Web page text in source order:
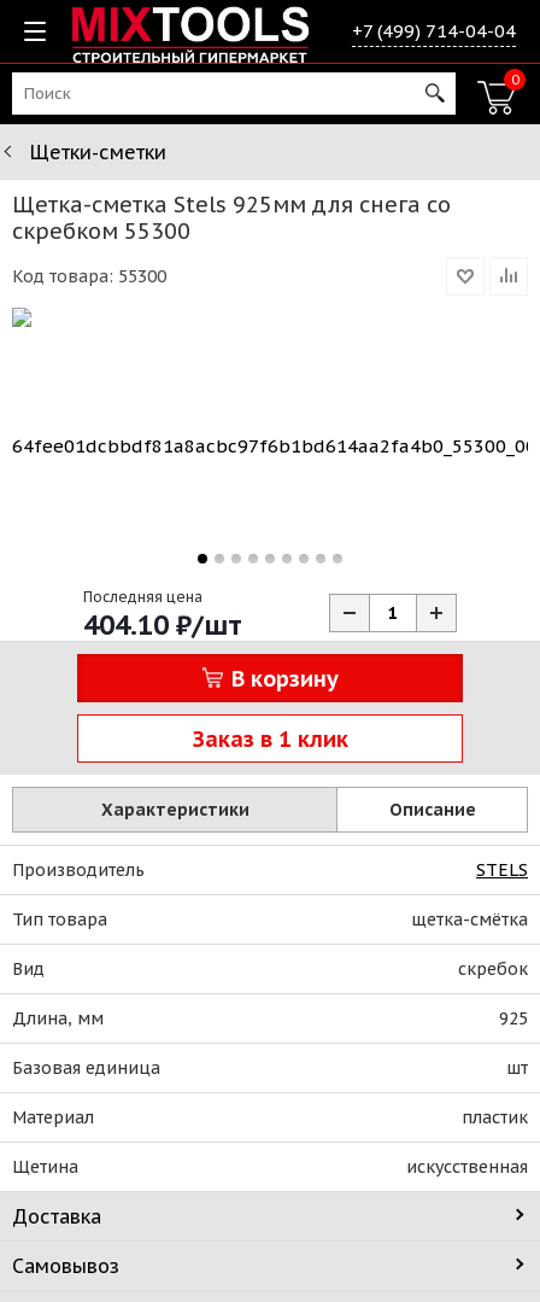
+7 (499) 714-04-04
0
Щетки-сметки
Щетка-сметка Stels 925мм для снега со
скребком 55300
Код товара: 55300
Последняя цена
404.10 ₽/шт
В корзину
Заказ в 1 клик
Характеристики Описание
Производитель STELS
Тип товара щетка-смётка
Вид скребок
Длина, мм 925
Базовая единица шт
Материал пластик
Щетина искусственная
Доставка
Самовывоз